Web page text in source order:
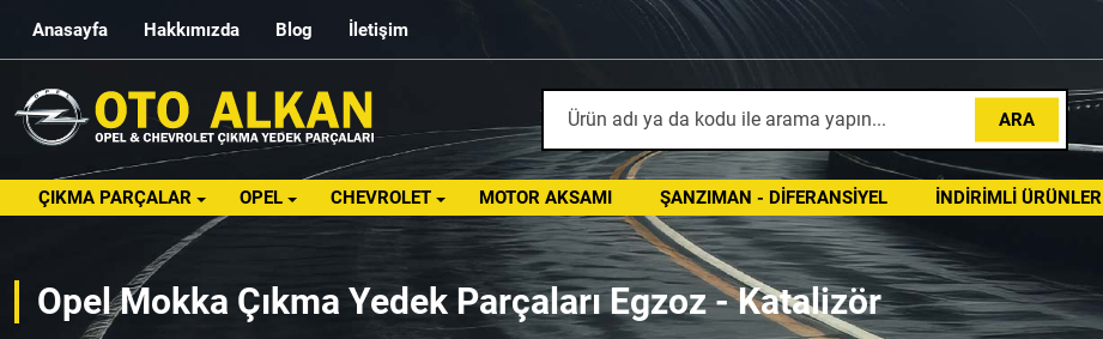
Anasayfa Hakkımızda Blog İletişim
ARA
ÇIKMA PARÇALAR OPEL CHEVROLET MOTOR AKSAMI ŞANZIMAN - DIFERANSIYEL İNDIRIMLI ÜRÜNLER
Opel Mokka Çıkma Yedek Parçaları Egzoz - Katalizör